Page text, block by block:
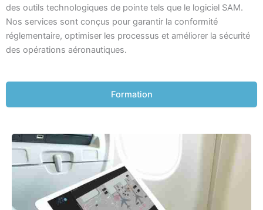
des outils technologiques de pointe tels que le logiciel SAM.
Nos services sont conçus pour garantir la conformité
réglementaire, optimiser les processus et améliorer la sécurité
des opérations aéronautiques.
Formation